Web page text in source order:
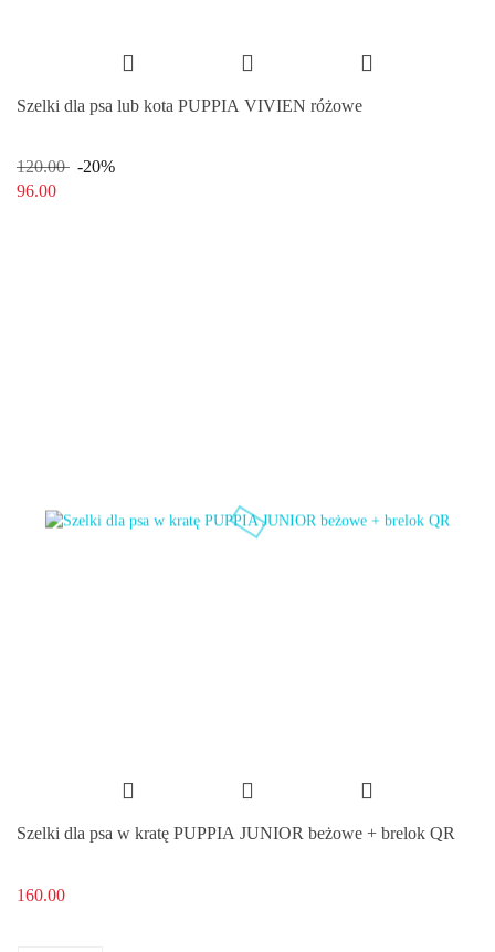
Szelki dla psa lub kota PUPPIA VIVIEN różowe
120.00
-20%
96.00
Szelki dla psa w kratę PUPPIA JUNIOR beżowe + brelok QR
160.00